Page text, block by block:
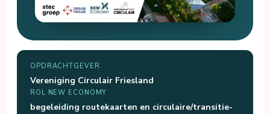
OPDRACHTGEVER
Vereniging Circulair Friesland
ROL NEW ECONOMY
begeleiding routekaarten en circulaire/transitie-